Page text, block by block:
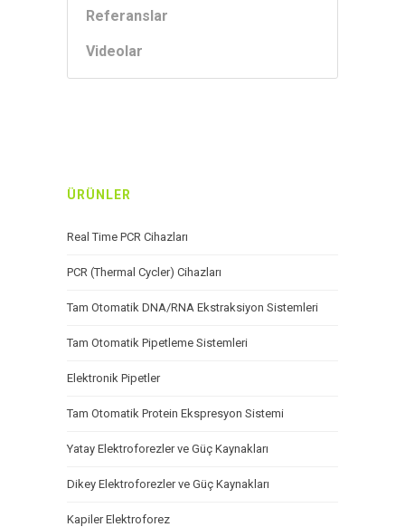
Referanslar
Videolar
ÜRÜNLER
Real Time PCR Cihazları
PCR (Thermal Cycler) Cihazları
Tam Otomatik DNA/RNA Ekstraksiyon Sistemleri
Tam Otomatik Pipetleme Sistemleri
Elektronik Pipetler
Tam Otomatik Protein Ekspresyon Sistemi
Yatay Elektroforezler ve Güç Kaynakları
Dikey Elektroforezler ve Güç Kaynakları
Kapiler Elektroforez